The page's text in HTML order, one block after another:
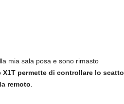
mia sala posa e sono rimasto
X1T permette di controllare lo scatto
remoto